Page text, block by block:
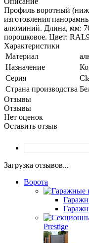
Профиль воротный
изготовления
алюминий. Длина, мм:
порошковое. Цвет:
Характеристики
Материал
Назначение
Серия
Страна производства
Отзывы
Отзывы
Нет оценок
Оставить отзыв
Загрузка отзывов...
Ворота
Prestige